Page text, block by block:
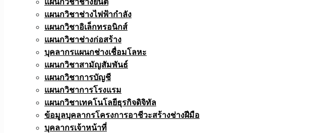
แผนกวิชาช่างยนต์
แผนกวิชาช่างไฟฟ้ากำลัง
แผนกวิชาอิเล็กทรอนิกส์
แผนกวิชาช่างก่อสร้าง
บุคลากรแผนกช่างเชื่อมโลหะ
แผนกวิชาสามัญสัมพันธ์
แผนกวิชาการบัญชี
แผนกวิชาการโรงแรม
แผนกวิชาเทคโนโลยีธุรกิจดิจิทัล
ข้อมูลบุคลากรโครงการอาชีวะสร้างช่างฝีมือ
บุคลากรเจ้าหน้าที่